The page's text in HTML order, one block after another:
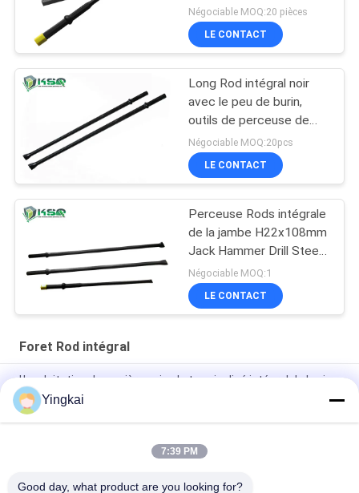
trou de prise
Négociable MOQ:20 pièces
LE CONTACT
Long Rod intégral noir
avec le peu de burin,
outils de perceuse de
roche
Négociable MOQ:20pcs
LE CONTACT
Perceuse Rods intégrale
de la jambe H22x108mm
Jack Hammer Drill Steel
Chisel
Négociable MOQ:1
LE CONTACT
Foret Rod intégral
L'exploitation de carrière usine le type incliné intégral de burin
de jambe de carbure de tungstène de Rods de perceuse
Perceuse de roche d'extraction au fond Rod With Cnc Milling
perceuse intégrale Rod Heat Treatment Process d'acier à
Yingkai
7:39 PM
Good day, what product are you looking for?